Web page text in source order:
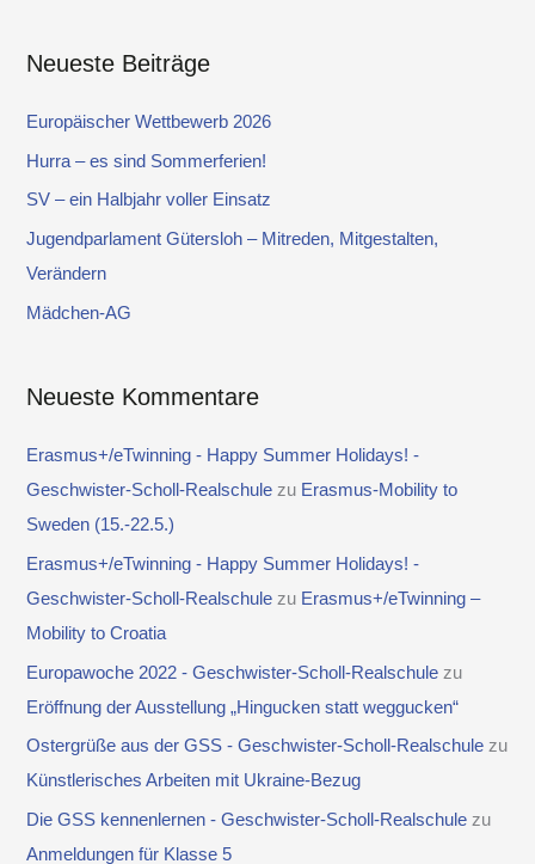
h
e
c
h
:
Neueste Beiträge
Europäischer Wettbewerb 2026
Hurra – es sind Sommerferien!
SV – ein Halbjahr voller Einsatz
Jugendparlament Gütersloh – Mitreden, Mitgestalten,
Verändern
Mädchen-AG
Neueste Kommentare
Erasmus+/eTwinning - Happy Summer Holidays! -
Geschwister-Scholl-Realschule zu Erasmus-Mobility to
Sweden (15.-22.5.)
Erasmus+/eTwinning - Happy Summer Holidays! -
Geschwister-Scholl-Realschule zu Erasmus+/eTwinning –
Mobility to Croatia
Europawoche 2022 - Geschwister-Scholl-Realschule zu
Eröffnung der Ausstellung „Hingucken statt weggucken“
Ostergrüße aus der GSS - Geschwister-Scholl-Realschule zu
Künstlerisches Arbeiten mit Ukraine-Bezug
Die GSS kennenlernen - Geschwister-Scholl-Realschule zu
Anmeldungen für Klasse 5